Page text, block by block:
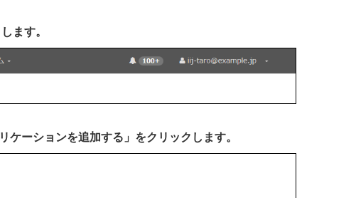
ます。
ーションを追加する」をクリックします。